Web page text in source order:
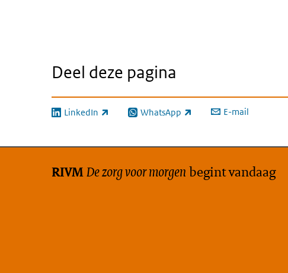
Deel deze pagina
LinkedIn
(externe link) WhatsApp
(externe link) E-mail
RIVMDe zorg voor morgen begint vandaag